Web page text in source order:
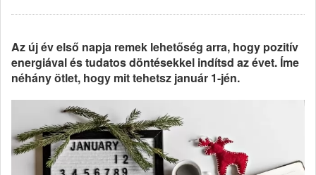
Az új év első napja remek lehetőség arra, hogy pozitív
energiával és tudatos döntésekkel indítsd az évet. Íme
néhány ötlet, hogy mit tehetsz január 1-jén.